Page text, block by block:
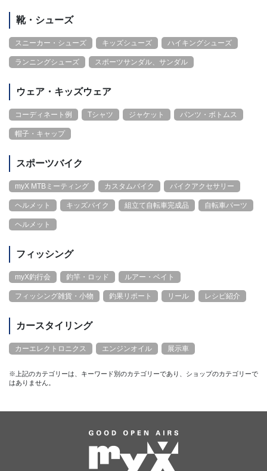
靴・シューズ
スニーカー・シューズ キッズシューズ ハイキングシューズ
ランニングシューズ スポーツサンダル、サンダル
ウェア・キッズウェア
コーディネート例 Tシャツ ジャケット パンツ・ボトムス
帽子・キャップ
スポーツバイク
myX MTBミーティング カスタムバイク バイクアクセサリー
ヘルメット キッズバイク 組立て自転車完成品 自転車パーツ
ヘルメット
フィッシング
myX釣行会 釣竿・ロッド ルアー・ベイト
フィッシング雑貨・小物 釣果リポート リール レシピ紹介
カースタイリング
カーエレクトロニクス エンジンオイル 展示車
※上記のカテゴリーは、キーワード別のカテゴリーであり、ショップのカテゴリーで
はありません。